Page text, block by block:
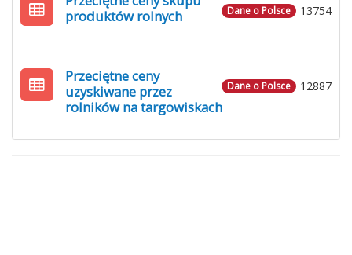
13754
Dane o Polsce
produktów rolnych
12887
Dane o Polsce
Przeciętne ceny
uzyskiwane przez
rolników na targowiskach